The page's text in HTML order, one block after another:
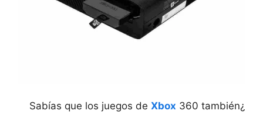
Xbox360 también